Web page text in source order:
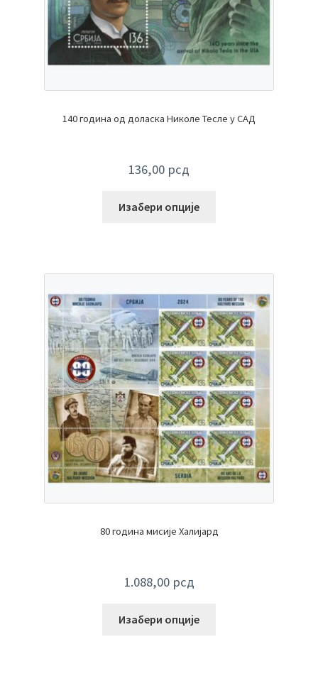
140 година од доласка Николе Тесле у САД
136,00 рсд
Изабери опције
80 година мисије Халијард
1.088,00 рсд
Изабери опције